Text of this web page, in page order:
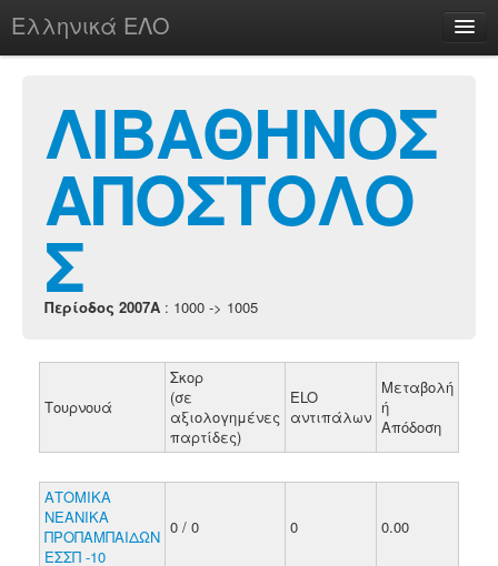
Ελληνικά ΕΛΟ
chesstu.be @ discord
Login
ΛΙΒΑΘΗΝΟΣ
ΑΠΟΣΤΟΛΟ
Σ
Περίοδος 2007A : 1000 -> 1005
Τουρνουά
Σκορ
(σε
αξιολογημένες
παρτίδες)
ELO
αντιπάλων
Μεταβολή
ή
Απόδοση
ΑΤΟΜΙΚΑ
ΝΕΑΝΙΚΑ
ΠΡΟΠΑΜΠΑΙΔΩΝ
ΕΣΣΠ -10
0 / 0 0 0.00